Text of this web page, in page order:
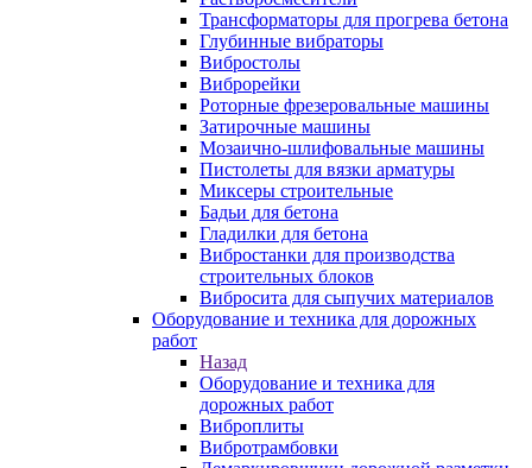
Трансформаторы для прогрева бетона
Глубинные вибраторы
Вибростолы
Виброрейки
Роторные фрезеровальные машины
Затирочные машины
Мозаично-шлифовальные машины
Пистолеты для вязки арматуры
Миксеры строительные
Бадьи для бетона
Гладилки для бетона
Вибростанки для производства
строительных блоков
Вибросита для сыпучих материалов
Оборудование и техника для дорожных
работ
Назад
Оборудование и техника для
дорожных работ
Виброплиты
Вибротрамбовки